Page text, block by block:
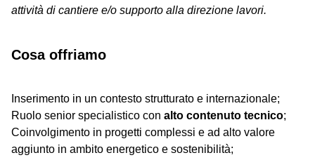
attività di cantiere e/o supporto alla direzione lavori.
Cosa offriamo
Inserimento in un contesto strutturato e internazionale;
Ruolo senior specialistico con alto contenuto tecnico;
Coinvolgimento in progetti complessi e ad alto valore
aggiunto in ambito energetico e sostenibilità;